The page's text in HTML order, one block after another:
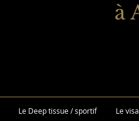
à
Le Deep tissue / sportif Le